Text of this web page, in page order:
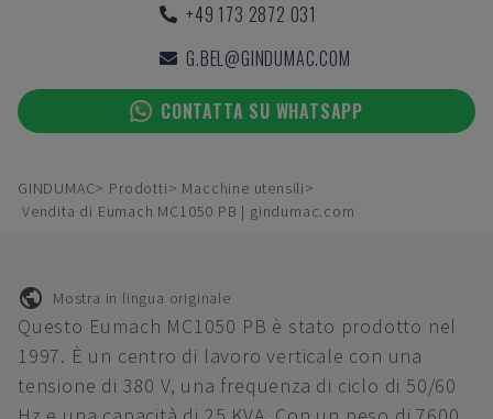
+49 173 2872 031
G.BEL@GINDUMAC.COM
CONTATTA SU WHATSAPP
GINDUMAC Prodotti
Macchine utensili
Vendita di Eumach MC1050 PB | gindumac.com
Mostra in lingua originale
Questo Eumach MC1050 PB è stato prodotto nel
1997. È un centro di lavoro verticale con una
tensione di 380 V, una frequenza di ciclo di 50/60